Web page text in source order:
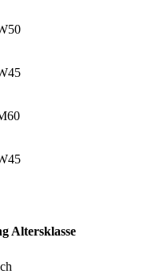
Altersklasse